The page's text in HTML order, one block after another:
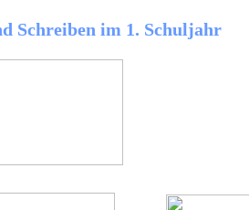
Schreiben im 1. Schuljahr